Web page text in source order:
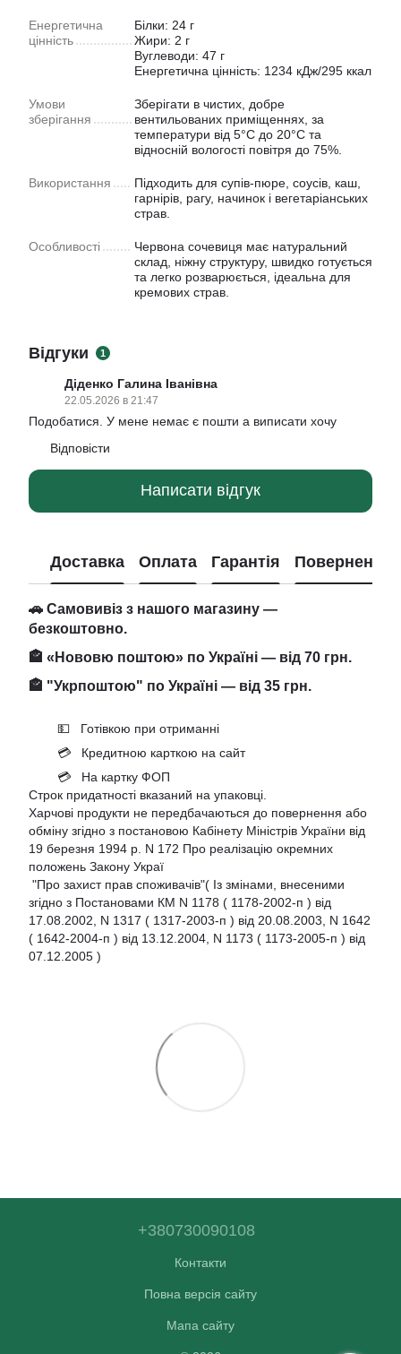
Енергетична
цінність
Білки: 24 г
Жири: 2 г
Вуглеводи: 47 г
Енергетична цінність: 1234 кДж/295 ккал
Умови
зберігання
Зберігати в чистих, добре
вентильованих приміщеннях, за
температури від 5°C до 20°C та
відносній вологості повітря до 75%.
Використання
Підходить для супів-пюре, соусів, каш,
гарнірів, рагу, начинок і вегетаріанських
страв.
Особливості
Червона сочевиця має натуральний
склад, ніжну структуру, швидко готується
та легко розварюється, ідеальна для
кремових страв.
Відгуки 1
Діденко Галина Іванівна
22.05.2026 в 21:47
Подобатися. У мене немає є пошти а виписати хочу
Відповісти
Написати відгук
Доставка Оплата Гарантія Повернення
🚗 Самовивіз з нашого магазину —
безкоштовно.
🏤 «Нововю поштою» по Україні — від 70 грн.
🏤 "Укрпоштою" по Україні — від 35 грн.
💵 Готівкою при отриманні
💳 Кредитною карткою на сайт
💳 На картку ФОП
Строк придатності вказаний на упаковці.
Харчові продукти не передбачаються до повернення або
обміну згідно з постановою Кабінету Міністрів України від
19 березня 1994 р. N 172 Про реалізацію окремних
положень Закону Украї
"Про захист прав споживачів"( Із змінами, внесеними
згідно з Постановами КМ N 1178 ( 1178-2002-п ) від
17.08.2002, N 1317 ( 1317-2003-п ) від 20.08.2003, N 1642
( 1642-2004-п ) від 13.12.2004, N 1173 ( 1173-2005-п ) від
07.12.2005 )
+380730090108
Контакти
Повна версія сайту
Мапа сайту